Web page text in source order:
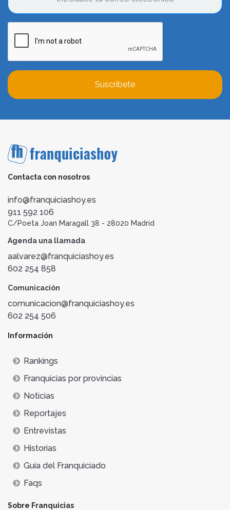
Suscríbete
Contacta con nosotros
info@franquiciashoy.es
911 592 106
C/Poeta Joan Maragall 38 - 28020 Madrid
Agenda una llamada
aalvarez@franquiciashoy.es
602 254 858
Comunicación
comunicacion@franquiciashoy.es
602 254 506
Información
Rankings
Franquicias por provincias
Noticias
Reportajes
Entrevistas
Historias
Guía del Franquiciado
Faqs
Sobre Franquicias